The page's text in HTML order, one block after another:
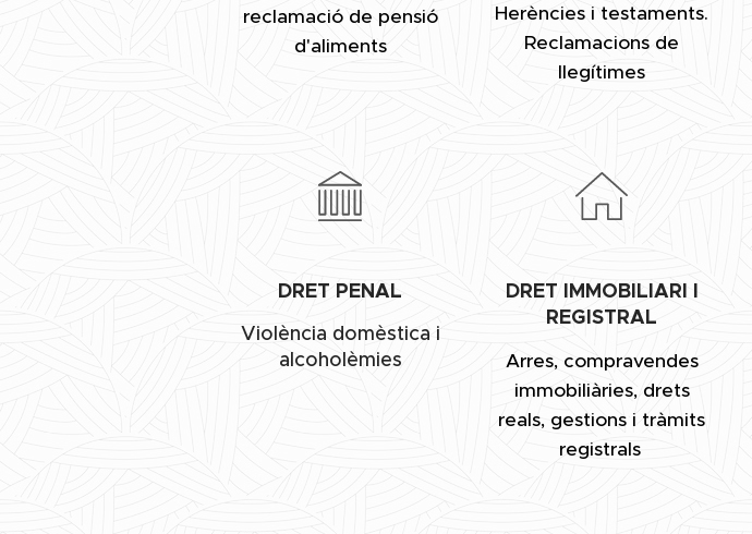
reclamació de pensió
d'aliments
Herències i testaments.
Reclamacions de
llegítimes
DRET PENAL
Violència domèstica i
alcoholèmies
DRET IMMOBILIARI I
REGISTRAL
Arres, compravendes
immobiliàries, drets
reals, gestions i tràmits
registrals